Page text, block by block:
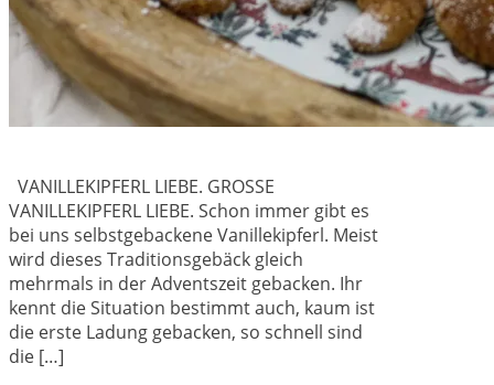
VANILLEKIPFERL LIEBE. GROSSE
VANILLEKIPFERL LIEBE. Schon immer gibt es
bei uns selbstgebackene Vanillekipferl. Meist
wird dieses Traditionsgebäck gleich
mehrmals in der Adventszeit gebacken. Ihr
kennt die Situation bestimmt auch, kaum ist
die erste Ladung gebacken, so schnell sind
die […]